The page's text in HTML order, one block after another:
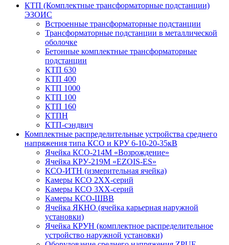
КТП (Комплектные трансформаторные подстанции)
ЭЗОИС
Встроенные трансформаторные подстанции
Трансформаторные подстанции в металлической
оболочке
Бетонные комплектные трансформаторные
подстанции
КТП 630
КТП 400
КТП 1000
КТП 100
КТП 160
КТПН
КТП-сэндвич
Комплектные распределительные устройства среднего
напряжения типа КСО и КРУ 6-10-20-35кВ
Ячейка КСО-214М «Возрождение»
Ячейка КРУ-219М «EZOIS-ES»
КСО-ИТН (измерительная ячейка)
Камеры КСО 2ХХ-серий
Камеры КСО 3ХХ-серий
Камеры КСО-ШВВ
Ячейка ЯКНО (ячейка карьерная наружной
установки)
Ячейка КРУН (комплектное распределительное
устройство наружной установки)